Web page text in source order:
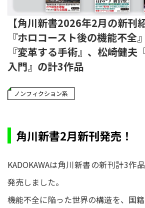
【角川新書2026年2月の新刊
『ホロコースト後の機能不全
『変革する手術』、松崎健夫
入門』の計3作品
ノンフィクション系
角川新書2月新刊発売！
KADOKAWAは角川新書の新刊計3作
発売しました。
機能不全に陥った世界の構造を、国